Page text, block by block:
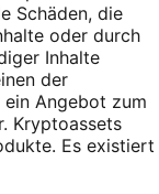
Schäden, die
oder durch
Inhalte
der
ein Angebot zum
Kryptoassets
Es existiert